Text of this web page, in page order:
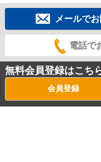
メールで
電話で
無料会員登録はこち
会員登録